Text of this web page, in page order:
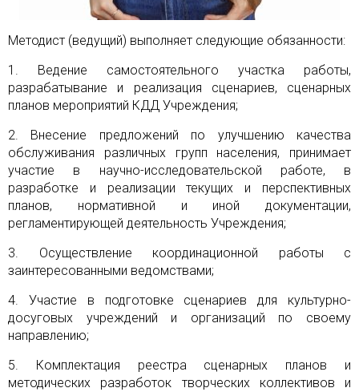
Методист (ведущий) выполняет следующие обязанности:
1. Ведение самостоятельного участка работы,
разрабатывание и реализация сценариев, сценарных
планов мероприятий КДД Учреждения;
2. Внесение предложений по улучшению качества
обслуживания различных групп населения, принимает
участие в научно-исследовательской работе, в
разработке и реализации текущих и перспективных
планов, нормативной и иной документации,
регламентирующей деятельность Учреждения;
3. Осуществление координационной работы с
заинтересованными ведомствами;
4. Участие в подготовке сценариев для культурно-
досуговых учреждений и организаций по своему
направлению;
5. Комплектация реестра сценарных планов и
методических разработок творческих коллективов и